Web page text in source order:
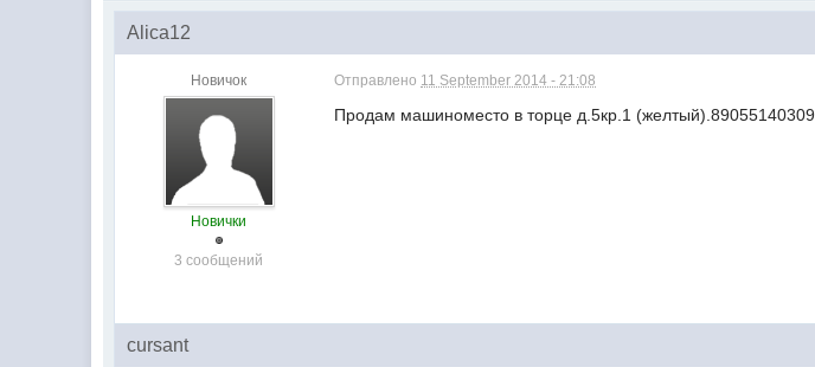
Alica12
Новичок
Новички
3 сообщений
Отправлено 11 September 2014 - 21:08
Продам машиноместо в торце д.5кр.1 (желтый).89055140309.
cursant